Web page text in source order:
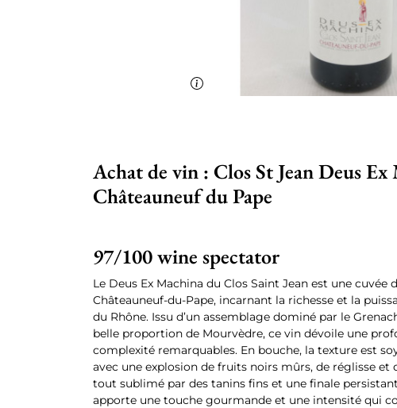
Achat de vin : Clos St Jean Deus
Châteauneuf du Pape
97/100 wine spectator
Le Deus Ex Machina du Clos Saint Jean est une cuvée
Châteauneuf-du-Pape, incarnant la richesse et la
du Rhône. Issu d’un assemblage dominé par le
belle proportion de Mourvèdre, ce vin dévoile une
complexité remarquables. En bouche, la texture est
avec une explosion de fruits noirs mûrs, de réglisse et
tout sublimé par des tanins fins et une finale
apporte une touche gourmande et une intensité qui